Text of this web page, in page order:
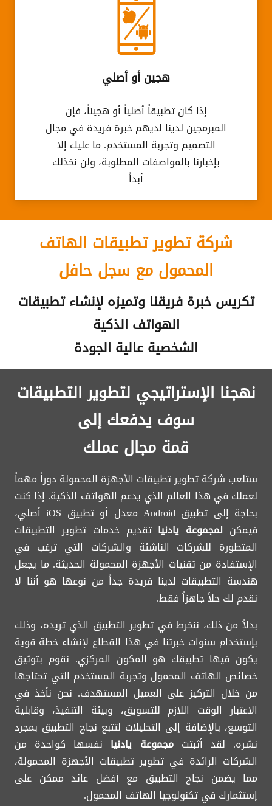
هجين أو أصلي
إذا كان تطبيقاً أصلياً أو هجيناً، فإن
المبرمجين لدينا لديهم خبرة فريدة في مجال
التصميم وتجربة المستخدم. ما عليك إلا
بإخبارنا بالمواصفات المطلوبة، ولن نخذلك
أبداً
شركة تطوير تطبيقات الهاتف
المحمول مع سجل حافل
تكريس خبرة فريقنا وتميزه لإنشاء تطبيقات
الهواتف الذكية
الشخصية عالية الجودة
نهجنا الإستراتيجي لتطوير التطبيقات
سوف يدفعك إلى
قمة مجال عملك
ستلعب شركة تطوير تطبيقات الأجهزة المحمولة دوراً مهماً
لعملك في هذا العالم الذي يدعم الهواتف الذكية. إذا كنت
بحاجة إلى تطبيق Android معدل أو تطبيق iOS أصلي،
فيمكن لمجموعة يادنيا تقديم خدمات تطوير التطبيقات
المتطورة للشركات الناشئة والشركات التي ترغب في
الإستفادة من تقنيات الأجهزة المحمولة الحديثة. ما يجعل
هندسة التطبيقات لدينا فريدة جداً من نوعها هو أننا لا
نقدم لك حلاً جاهزاً فقط.
بدلاً من ذلك، ننخرط في تطوير التطبيق الذي تريده، وذلك
بإستخدام سنوات خبرتنا في هذا القطاع لإنشاء خطة قوية
يكون فيها تطبيقك هو المكون المركزي. نقوم بتوثيق
خصائص الهاتف المحمول وتجربة المستخدم التي تحتاجها
من خلال التركيز على العميل المستهدف. نحن نأخذ في
الاعتبار الوقت اللازم للتسويق، وبيئة التنفيذ، وقابلية
التوسع، بالإضافة إلى التحليلات لتتبع نجاح التطبيق بمجرد
نشره. لقد أثبتتمجموعة يادنيا نفسها كواحدة من
الشركات الرائدة في تطوير تطبيقات الأجهزة المحمولة،
مما يضمن نجاح التطبيق مع أفضل عائد ممكن على
إستثمارك في تكنولوجيا الهاتف المحمول.